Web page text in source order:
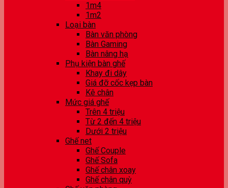
1m4
1m2
Loại bàn
Bàn văn phòng
Bàn Gaming
Bàn nâng hạ
Phụ kiện bàn ghế
Khay đi dây
Giá đỡ cốc kẹp bàn
Kê chân
Mức giá ghế
Trên 4 triệu
Từ 2 đến 4 triệu
Dưới 2 triệu
Ghế net
Ghế Couple
Ghế Sofa
Ghế chân xoay
Ghế chân quỳ